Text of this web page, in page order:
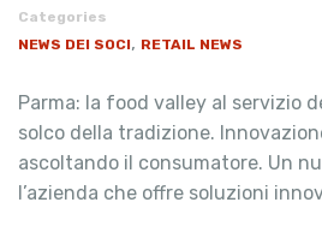
Categories
NEWS DEI SOCI, RETAIL NEWS
Parma: la food valley al servizio
solco della tradizione.
ascoltando il consumatore. Un
l’azienda che offre soluzioni